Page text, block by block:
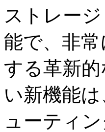
ストレー
能で、非
する革新
い新機能
ューティ